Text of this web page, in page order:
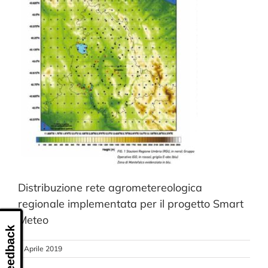
CONTATTI
Distribuzione rete agrometereologica
regionale implementata per il progetto Smart
Meteo
8 Aprile 2019
Feedback